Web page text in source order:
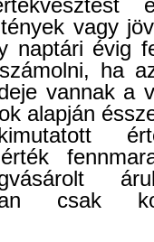
vagy
naptári évig
ha
vannak a
alapján
csak